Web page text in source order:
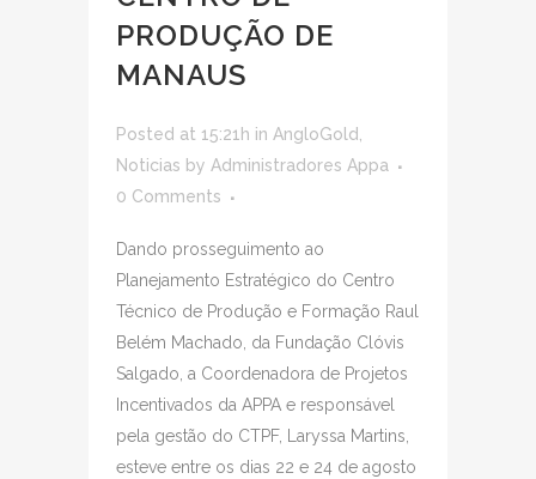
PRODUÇÃO DE
MANAUS
Posted at 15:21h in AngloGold
Noticias by Administradores Appa
0 Comments
Dando prosseguimento ao
Planejamento Estratégico do Centro
Técnico de Produção e Formação Raul
Belém Machado, da Fundação Clóvis
Salgado, a Coordenadora de Projetos
Incentivados da APPA e responsável
pela gestão do CTPF, Laryssa Martins,
esteve entre os dias 22 e 24 de agosto